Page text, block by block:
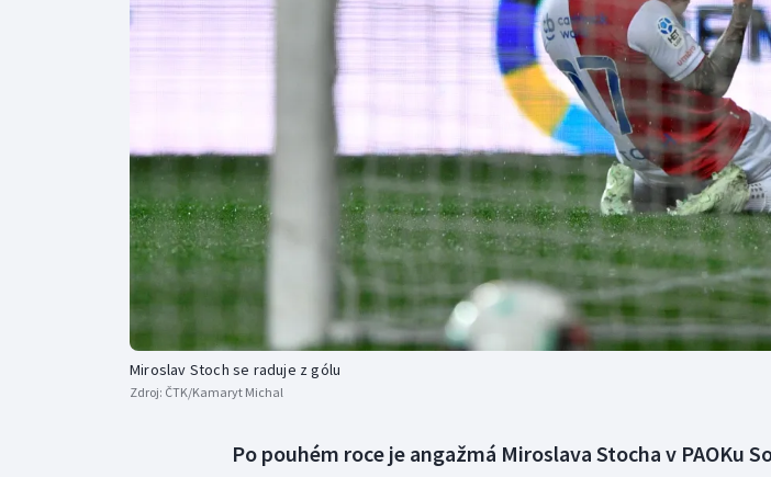
Curling
Futsal
Golf
Gymnastika
Moderní pětiboj
Motorsport
Olympijské hry
Parasport
Plavání
Plážový volejbal
Miroslav Stoch se raduje z gólu
Zdroj: ČTK/Kamaryt Michal
Po pouhém roce je angažmá Miroslava Stocha v PAOKu